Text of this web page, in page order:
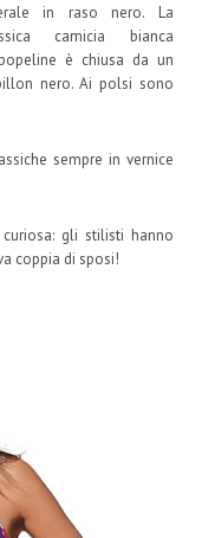
in raso nero. La
camicia bianca
è chiusa da un
nero. Ai polsi sono
sempre in vernice
gli stilisti hanno
coppia di sposi!